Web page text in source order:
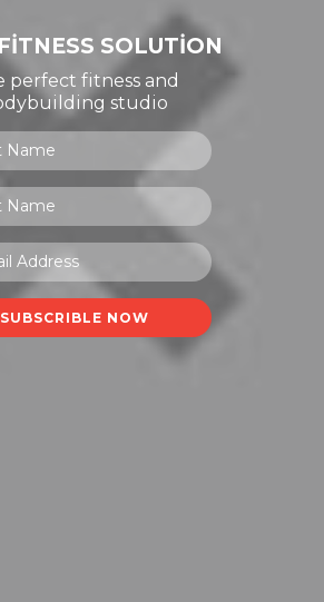
SOLUTION
perfect fitness and
studio